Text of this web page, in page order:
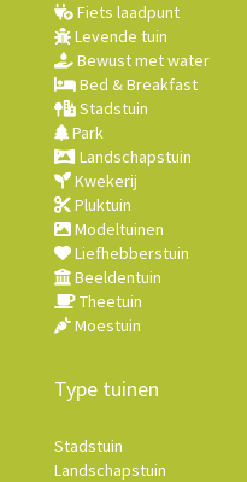
Fiets laadpunt
Levende tuin
Bewust met water
Bed & Breakfast
Stadstuin
Park
Landschapstuin
Kwekerij
Pluktuin
Modeltuinen
Liefhebberstuin
Beeldentuin
Theetuin
Moestuin
Type tuinen
Stadstuin
Landschapstuin